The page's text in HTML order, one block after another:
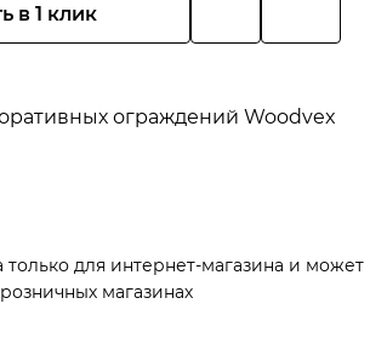
в 1 клик
ограждений Woodvex
только для интернет-магазина и может
магазинах